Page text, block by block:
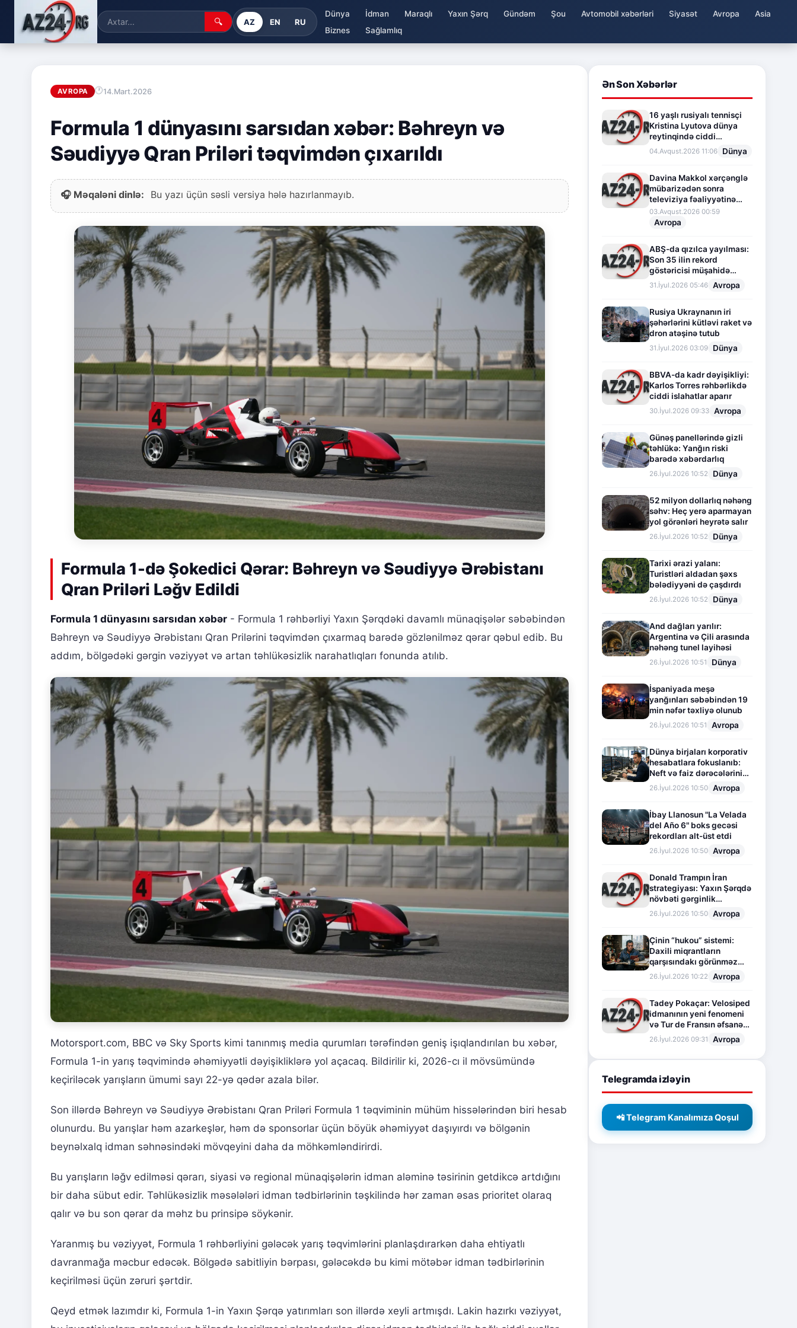
🔍 AZ EN RU
Dünya İdman Maraqlı Yaxın Şərq Gündəm Şou Avtomobil xəbərləri Siyasət Avropa
Asia
Biznes
Sağlamlıq
AVROPA 14.Mart.2026
Formula 1 dünyasını sarsıdan xəbər: Bəhreyn və
Səudiyyə Qran Priləri təqvimdən çıxarıldı
🎧 Məqaləni dinlə: Bu yazı üçün səsli versiya hələ hazırlanmayıb.
Formula 1-də Şokedici Qərar: Bəhreyn və Səudiyyə Ərəbistanı
Qran Priləri Ləğv Edildi
Formula 1 dünyasını sarsıdan xəbər - Formula 1 rəhbərliyi Yaxın Şərqdəki davamlı münaqişələr səbəbindən
Bəhreyn və Səudiyyə Ərəbistanı Qran Prilərini təqvimdən çıxarmaq barədə gözlənilməz qərar qəbul edib. Bu
addım, bölgədəki gərgin vəziyyət və artan təhlükəsizlik narahatlıqları fonunda atılıb.
Motorsport.com, BBC və Sky Sports kimi tanınmış media qurumları tərəfindən geniş işıqlandırılan bu xəbər,
Formula 1-in yarış təqvimində əhəmiyyətli dəyişikliklərə yol açacaq. Bildirilir ki, 2026-cı il mövsümündə
keçiriləcək yarışların ümumi sayı 22-yə qədər azala bilər.
Son illərdə Bəhreyn və Səudiyyə Ərəbistanı Qran Priləri Formula 1 təqviminin mühüm hissələrindən biri hesab
olunurdu. Bu yarışlar həm azarkeşlər, həm də sponsorlar üçün böyük əhəmiyyət daşıyırdı və bölgənin
beynəlxalq idman səhnəsindəki mövqeyini daha da möhkəmləndirirdi.
Bu yarışların ləğv edilməsi qərarı, siyasi və regional münaqişələrin idman aləminə təsirinin getdikcə artdığını
bir daha sübut edir. Təhlükəsizlik məsələləri idman tədbirlərinin təşkilində hər zaman əsas prioritet olaraq
qalır və bu son qərar da məhz bu prinsipə söykənir.
Yaranmış bu vəziyyət, Formula 1 rəhbərliyini gələcək yarış təqvimlərini planlaşdırarkən daha ehtiyatlı
davranmağa məcbur edəcək. Bölgədə sabitliyin bərpası, gələcəkdə bu kimi mötəbər idman tədbirlərinin
keçirilməsi üçün zəruri şərtdir.
Qeyd etmək lazımdır ki, Formula 1-in Yaxın Şərqə yatırımları son illərdə xeyli artmışdı. Lakin hazırkı vəziyyət,
Ən Son Xəbərlər
16 yaşlı rusiyalı tennisçi
Kristina Lyutova dünya
reytinqində ciddi
irəliləyişə imza atdı
04.Avqust.2026 11:06 Dünya
Davina Makkol xərçənglə
mübarizədən sonra
televiziya fəaliyyətinə
fasilə verir
03.Avqust.2026 00:59
Avropa
ABŞ-da qızılca yayılması:
Son 35 ilin rekord
göstəricisi müşahidə
olunur
31.İyul.2026 05:46 Avropa
Rusiya Ukraynanın iri
şəhərlərini kütləvi raket və
dron atəşinə tutub
31.İyul.2026 03:09 Dünya
BBVA-da kadr dəyişikliyi:
Karlos Torres rəhbərlikdə
ciddi islahatlar aparır
30.İyul.2026 09:33 Avropa
Günəş panellərində gizli
təhlükə: Yanğın riski
barədə xəbərdarlıq
26.İyul.2026 10:52 Dünya
52 milyon dollarlıq nəhəng
səhv: Heç yerə aparmayan
yol görənləri heyrətə salır
26.İyul.2026 10:52 Dünya
Tarixi ərazi yalanı:
Turistləri aldadan şəxs
bələdiyyəni də çaşdırdı
26.İyul.2026 10:52 Dünya
And dağları yarılır:
Argentina və Çili arasında
nəhəng tunel layihəsi
26.İyul.2026 10:51 Dünya
İspaniyada meşə
yanğınları səbəbindən 19
min nəfər təxliyə olunub
26.İyul.2026 10:51 Avropa
Dünya birjaları korporativ
hesabatlara fokuslanıb:
Neft və faiz dərəcələrinin
təsiri altında cari vəziyyət
26.İyul.2026 10:50 Avropa
İbay Llanosun "La Velada
del Año 6" boks gecəsi
rekordları alt-üst etdi
26.İyul.2026 10:50 Avropa
Donald Trampın İran
strategiyası: Yaxın Şərqdə
növbəti gərginlik
mərhələsi
26.İyul.2026 10:50 Avropa
Çinin “hukou” sistemi:
Daxili miqrantların
qarşısındakı görünməz
sədd
26.İyul.2026 10:22 Avropa
Tadey Pokaçar: Velosiped
idmanının yeni fenomeni
və Tur de Fransın əfsanəvi
səhifəsi
26.İyul.2026 09:31 Avropa
Telegramda izləyin
📲 Telegram Kanalımıza Qoşul